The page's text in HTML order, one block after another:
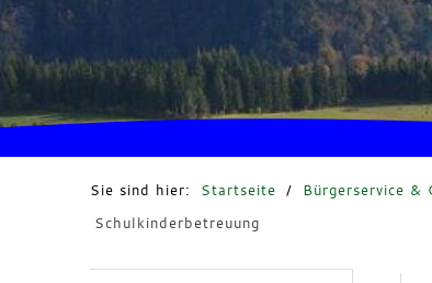
Sie sind hier: Startseite / Bürgerservice &
Schulkinderbetreuung